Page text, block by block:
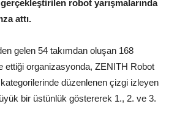
robot yarışmalarında
attı.
gelen 54 takımdan oluşan 168
ettiği organizasyonda, ZENITH Robot
düzenlenen çizgi izleyen
bir üstünlük göstererek 1., 2. ve 3.